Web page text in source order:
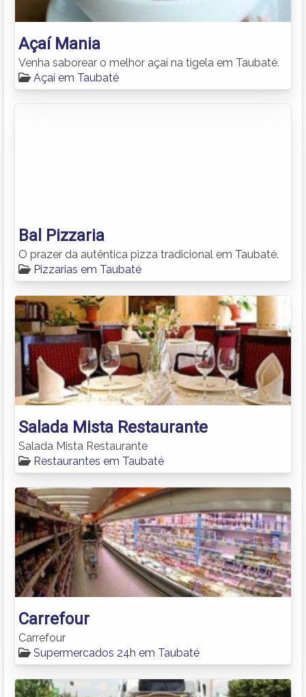
Açaí Mania
Venha saborear o melhor açaí na tigela em Taubaté.
Açaí em Taubaté
Bal Pizzaria
O prazer da autêntica pizza tradicional em Taubaté.
Pizzarias em Taubaté
Salada Mista Restaurante
Salada Mista Restaurante
Restaurantes em Taubaté
Carrefour
Carrefour
Supermercados 24h em Taubaté